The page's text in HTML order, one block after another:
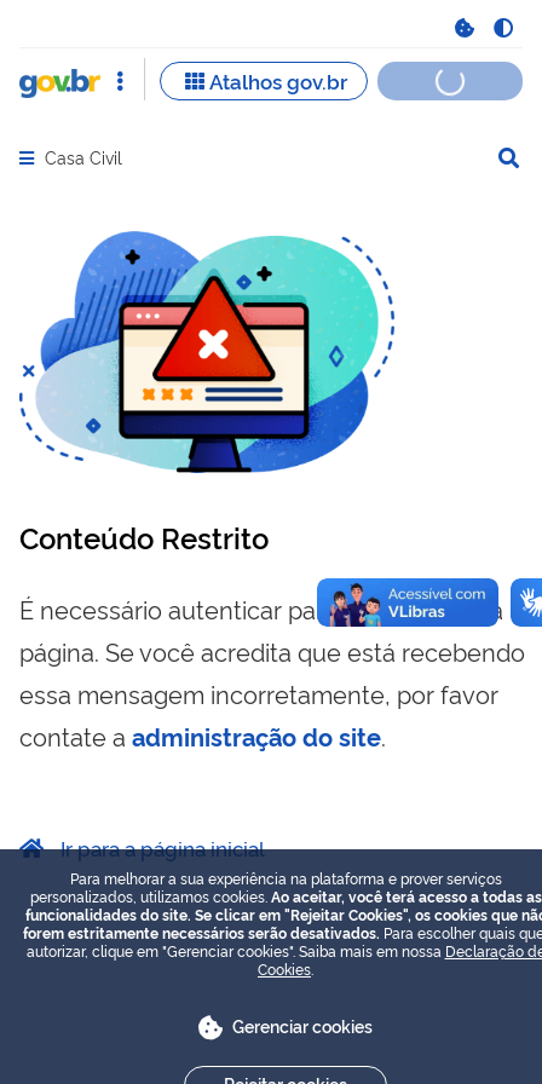
Abrir menu principal de navegação
Casa Civil
Conteúdo Restrito
É necessário autenticar para visualizar essa
página. Se você acredita que está recebendo
essa mensagem incorretamente, por favor
contate a administração do site.
Ir para a página inicial
Para melhorar a sua experiência na plataforma e prover serviços
personalizados, utilizamos cookies. Ao aceitar, você terá acesso a todas as
funcionalidades do site. Se clicar em "Rejeitar Cookies", os cookies que
forem estritamente necessários serão desativados. Para escolher quais
autorizar, clique em "Gerenciar cookies". Saiba mais em nossa Declaração
Cookies
Gerenciar cookies